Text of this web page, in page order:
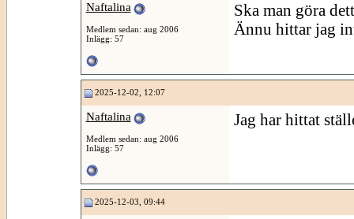
Naftalina
Medlem sedan: aug 2006
Inlägg: 57
Ska man göra
Ännu hittar jag
2025-12-02, 12:07
Naftalina
Medlem sedan: aug 2006
Inlägg: 57
Jag har hittat
2025-12-03, 09:44